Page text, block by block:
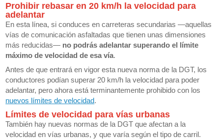
Prohibir rebasar en 20 km/h la velocidad para
adelantar
En esta línea, si conduces en carreteras secundarias —aquellas
vías de comunicación asfaltadas que tienen unas dimensiones
más reducidas— no podrás adelantar superando el límite
máximo de velocidad de esa vía.
Antes de que entrará en vigor esta nueva norma de la DGT, los
conductores podían superar 20 km/h la velocidad para poder
adelantar, pero ahora está terminantemente prohibido con los
nuevos límites de velocidad.
Límites de velocidad para vías urbanas
También hay nuevas normas de la DGT que afectan a la
velocidad en vías urbanas, y que varía según el tipo de carril.